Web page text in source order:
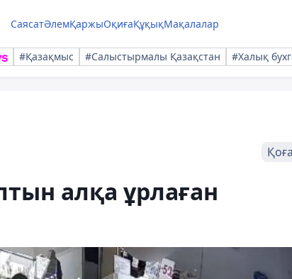
СаясатӘлемҚаржыОқиғаҚұқықМақалалар
#Қазақмыс #Салыстырмалы Қазақстан #Халық
алқа ұрлаған